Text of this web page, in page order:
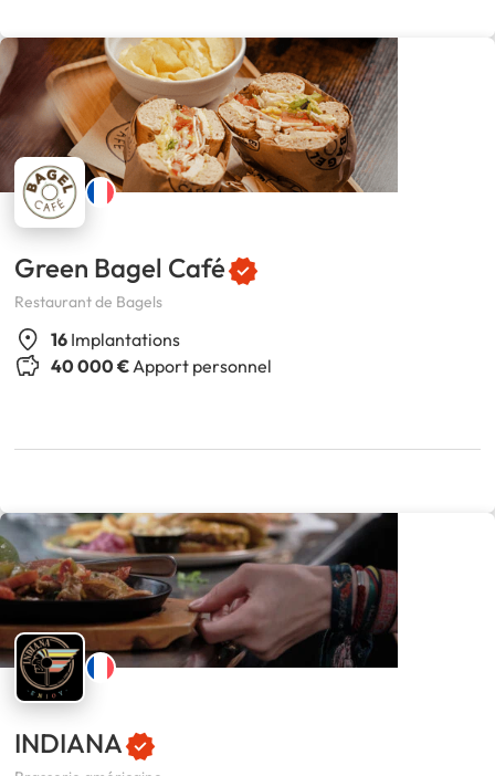
Green Bagel Café
Restaurant de Bagels
16 Implantations
40 000 € Apport personnel
INDIANA